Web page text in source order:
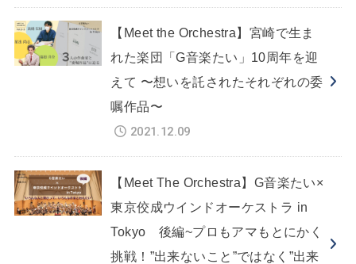
【Meet the Orchestra】宮崎で生ま
れた楽団「G音楽たい」10周年を迎
えて 〜想いを託されたそれぞれの委
嘱作品〜
2021.12.09
【Meet The Orchestra】G音楽たい×
東京佼成ウインドオーケストラ in
Tokyo 後編~プロもアマもとにかく
挑戦！”出来ないこと”ではなく”出来